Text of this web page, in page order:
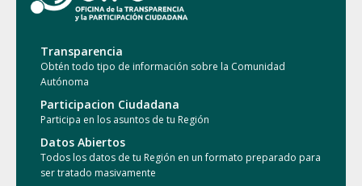
Transparencia
Obtén todo tipo de información sobre la Comunidad
Autónoma
Participacion Ciudadana
Participa en los asuntos de tu Región
Datos Abiertos
Todos los datos de tu Región en un formato preparado para
ser tratado masivamente